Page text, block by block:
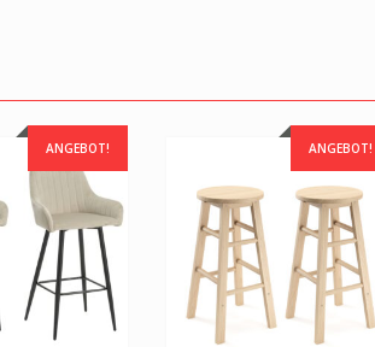
ANGEBOT! ANGEBOT!